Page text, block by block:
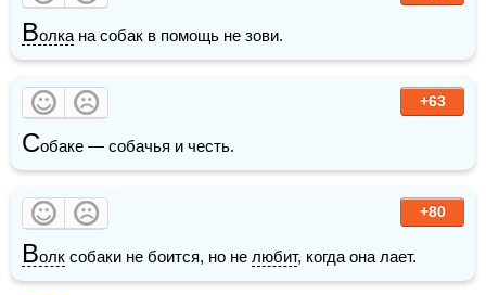
Волка на собак в помощь не зови.
+63
Собаке — собачья и честь.
+80
Волк собаки не боится, но не любит, когда она лает.